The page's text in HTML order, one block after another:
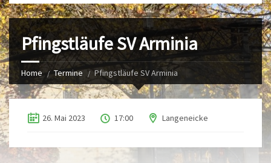
Pfingstläufe SV Arminia
Home Termine Pfingstläufe SV Arminia
26. Mai 2023 17:00 Langeneicke